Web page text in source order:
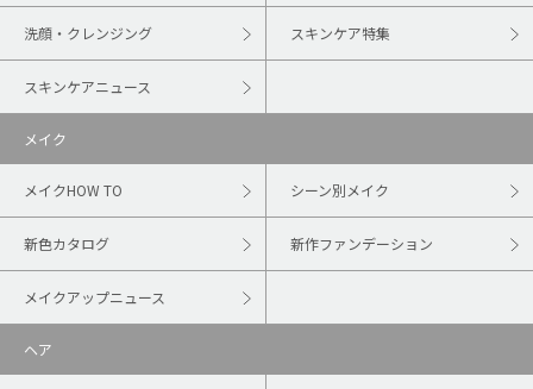
洗顔・クレンジング スキンケア特集
スキンケアニュース
メイク
メイクHOW TO シーン別メイク
新色カタログ 新作ファンデーション
メイクアップニュース
ヘア